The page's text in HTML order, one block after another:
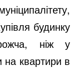
будинку
ніж у
на квартири в